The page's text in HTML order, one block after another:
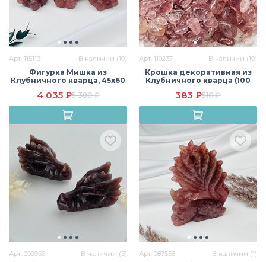
Арт. 115113 В наличии (10)
Фигурка Мишка из
Клубничного кварца, 45х60
4 035 ₽5 380 ₽
Арт. 110237 В наличии (19)
Крошка декоративная из
Клубничного кварца (100
383 ₽510 ₽
Арт. 099956 В наличии (3) Арт. 087558 В наличии (1)